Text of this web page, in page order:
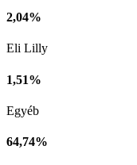
2,04%
Eli Lilly
1,51%
Egyéb
64,74%